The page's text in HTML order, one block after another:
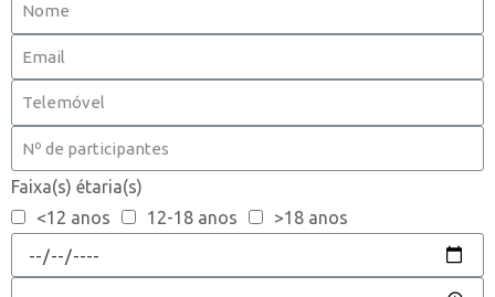
Faixa(s) étaria(s)
<12 anos
12-18 anos >18 anos